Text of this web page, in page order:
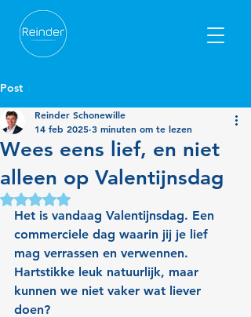
Post
Wees eens lief, en niet
alleen op Valentijnsdag
Reinder Schonewille
14 feb 2025 3 minuten om te lezen
Beoordeeld met NaN uit 5 sterren.
Het is vandaag Valentijnsdag. Een
commerciele dag waarin jij je lief
mag verrassen en verwennen.
Hartstikke leuk natuurlijk, maar
kunnen we niet vaker wat liever
doen?